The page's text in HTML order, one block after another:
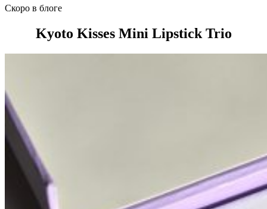
Скоро в блоге
Kyoto Kisses Mini Lipstick Trio